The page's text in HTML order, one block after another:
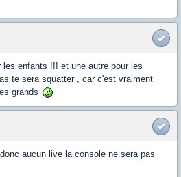
enfants !!! et une autre pour les
te sera squatter , car c'est vraiment
grands
aucun live la console ne sera pas